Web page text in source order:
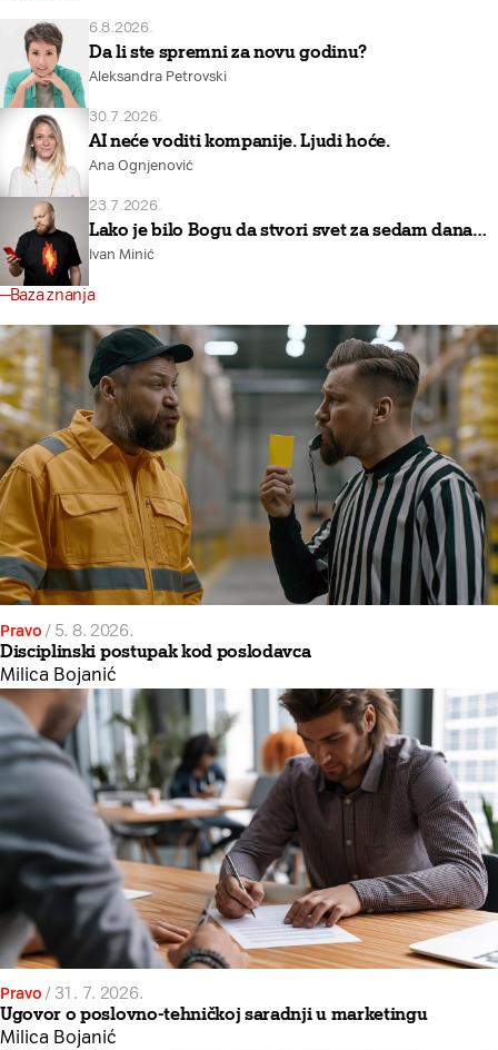
6.8.2026.
Da li ste spremni za novu godinu?
Aleksandra Petrovski
30.7.2026.
AI neće voditi kompanije. Ljudi hoće.
Ana Ognjenović
23.7.2026.
Lako je bilo Bogu da stvori svet za sedam dana…
Ivan Minić
Baza znanja
Pravo / 5. 8. 2026.
Disciplinski postupak kod poslodavca
Milica Bojanić
Pravo / 31. 7. 2026.
Ugovor o poslovno-tehničkoj saradnji u marketingu
Milica Bojanić